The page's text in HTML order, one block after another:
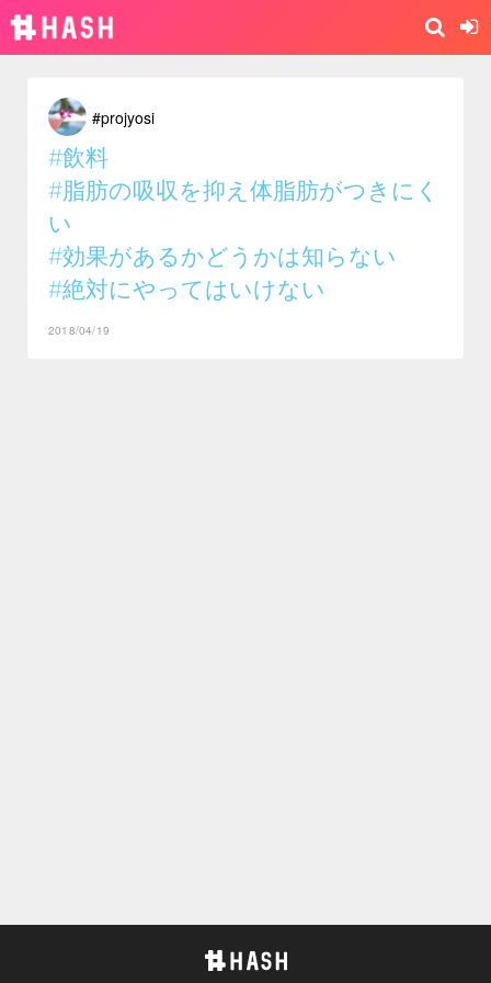
#projyosi
#飲料
#脂肪の吸収を抑え体脂肪がつきにく
い
#効果があるかどうかは知らない
#絶対にやってはいけない
2018/04/19